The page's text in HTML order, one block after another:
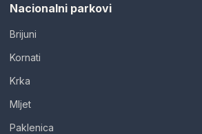
Nacionalni parkovi
Brijuni
Kornati
Krka
Mljet
Paklenica